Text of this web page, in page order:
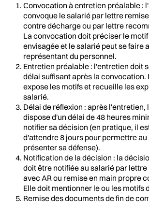
Convocation à entretien préalable :
convoque le salarié par lettre
contre décharge ou par lettre
La convocation doit préciser le
envisagée et le salarié peut se faire
représentant du personnel.
Entretien préalable : l'entretien doit
délai suffisant après la convocation.
expose les motifs et recueille les
salarié.
Délai de réflexion : après l'entretien,
dispose d'un délai de 48 heures
notifier sa décision (en pratique, il
d'attendre 8 jours pour permettre au
présenter sa défense).
Notification de la décision : la
doit être notifiée au salarié par
avec AR ou remise en main propre
Elle doit mentionner le ou les motifs
Remise des documents de fin de